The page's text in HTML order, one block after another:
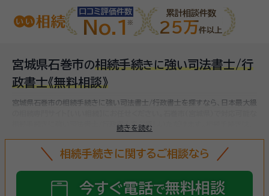
口コミ評価件数
No.1
累計相談件数
25万件以上
宮城県石巻市の相続手続き に強い司法書士/行
政書士《無料相談》
続きを読む
宮城県石巻市の相続手続きに強い司法書士/行政書士を探すなら、日本最大級
相続手続きに強い司法書士/行政書士をお探しいただけます。
の確認、遺言書の確認、遺産分割協議、相続財産の名義変更、相続税の申告・納
税（相続財産が基礎控除額を超えていた場合）など多岐に渡るため、相続手続
相続手続きに関するご相談なら
今すぐ電話で無料相談